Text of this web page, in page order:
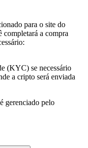
para o site do
completará a compra
(KYC) se necessário
a cripto será enviada
gerenciado pelo